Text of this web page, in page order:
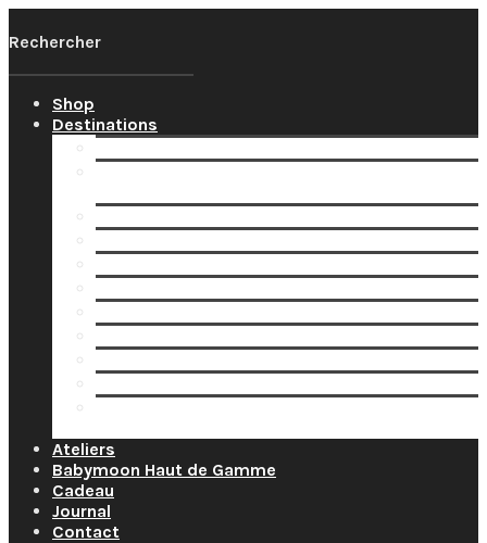
Shop
Destinations
Ateliers
Babymoon Haut de Gamme
Cadeau
Journal
Contact